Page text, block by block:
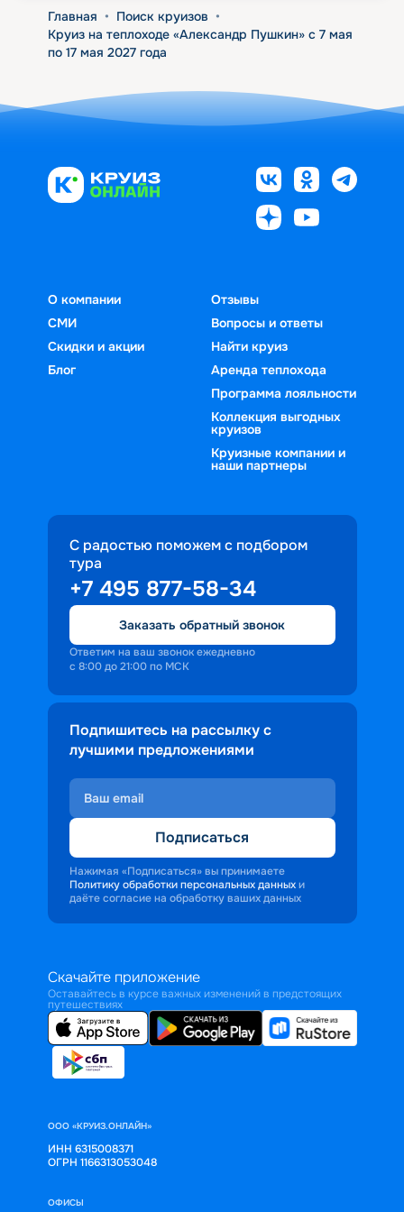
Главная • Поиск круизов •
Круиз на теплоходе «Александр Пушкин» с 7 мая
по 17 мая 2027 года
О компании
СМИ
Скидки и акции
Блог
Отзывы
Вопросы и ответы
Найти круиз
Аренда теплохода
Программа лояльности
Коллекция выгодных
круизов
Круизные компании и
наши партнеры
С радостью поможем с подбором
тура
+7 495 877-58-34
Заказать обратный звонок
Ответим на ваш звонок ежедневно
с 8:00 до 21:00 по МСК
Подпишитесь на рассылку с
лучшими предложениями
Подписаться
Нажимая «Подписаться» вы принимаете
Политику обработки персональных данных и
даёте согласие на обработку ваших данных
Скачайте приложение
Оставайтесь в курсе важных изменений в предстоящих
путешествиях
ООО «КРУИЗ.ОНЛАЙН»
ИНН 6315008371
ОГРН 1166313053048
ОФИСЫ